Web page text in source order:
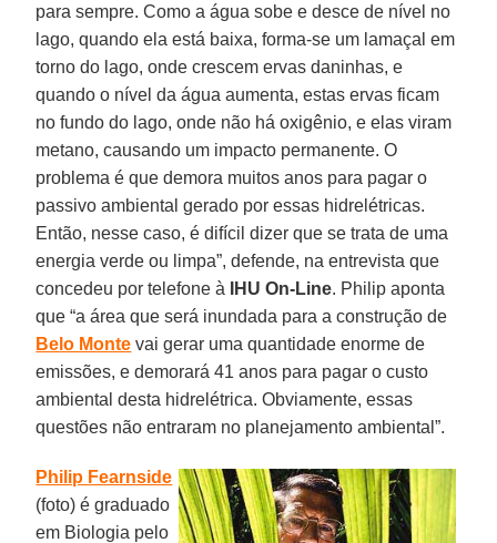
para sempre. Como a água sobe e desce de nível no
lago, quando ela está baixa, forma-se um lamaçal em
torno do lago, onde crescem ervas daninhas, e
quando o nível da água aumenta, estas ervas ficam
no fundo do lago, onde não há oxigênio, e elas viram
metano, causando um impacto permanente. O
problema é que demora muitos anos para pagar o
passivo ambiental gerado por essas hidrelétricas.
Então, nesse caso, é difícil dizer que se trata de uma
energia verde ou limpa”, defende, na entrevista que
concedeu por telefone à
IHU On-Line. Philip aponta
que “a área que será inundada para a construção de
Belo Monte vai gerar uma quantidade enorme de
emissões, e demorará 41 anos para pagar o custo
ambiental desta hidrelétrica. Obviamente, essas
questões não entraram no planejamento ambiental”.
Philip Fearnside
(foto) é graduado
em Biologia pelo